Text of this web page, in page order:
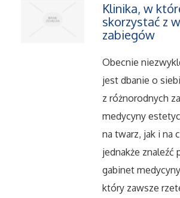
Ślub i Wesele
Sprzątanie,
Serwis
Inne Usługi
Klinika, w
skorzystać z
zabiegów
Obecnie
jest dbanie o
z różnorodnych
medycyny
na twarz, jak i na
jednakże znaleźć
gabinet
który zawsze